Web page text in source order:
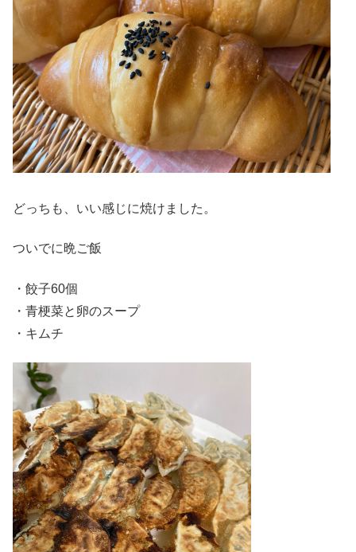
どっちも、いい感じに焼けました。
ついでに晩ご飯
・餃子60個
・青梗菜と卵のスープ
・キムチ